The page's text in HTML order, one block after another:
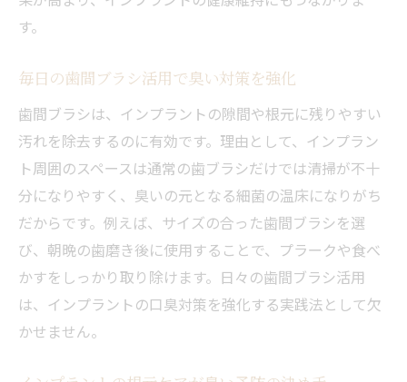
す。
毎日の歯間ブラシ活用で臭い対策を強化
歯間ブラシは、インプラントの隙間や根元に残りやすい
汚れを除去するのに有効です。理由として、インプラン
ト周囲のスペースは通常の歯ブラシだけでは清掃が不十
分になりやすく、臭いの元となる細菌の温床になりがち
だからです。例えば、サイズの合った歯間ブラシを選
び、朝晩の歯磨き後に使用することで、プラークや食べ
かすをしっかり取り除けます。日々の歯間ブラシ活用
は、インプラントの口臭対策を強化する実践法として欠
かせません。